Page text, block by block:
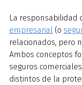
La responsabilidad
empresarial (o
relacionados, pero
Ambos conceptos
seguros
distintos de la